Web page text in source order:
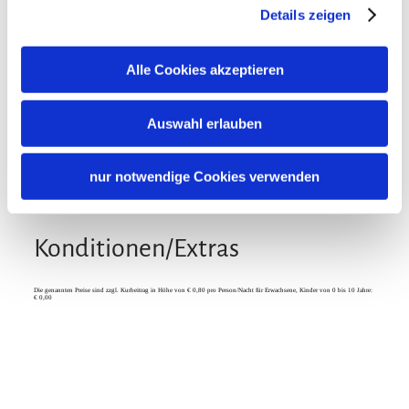
Details zeigen
Alle Cookies akzeptieren
Auswahl erlauben
nur notwendige Cookies verwenden
Sonnenschirme
Sprachen
Lage
Konditionen/Extras
Die genannten Preise sind zzgl. Kurbeitrag in Höhe von € 0,80 pro Person/Nacht für Erwachsene, Kinder von 0 bis 10 Jahre:
€ 0,00